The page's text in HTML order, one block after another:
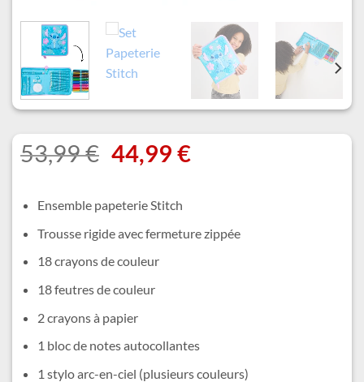
53,99€ Le
prix
initial
était :
53,99 €.
44,99 €Le
44,99 €.
Ensemble papeterie Stitch
Trousse rigide avec fermeture zippée
18 crayons de couleur
18 feutres de couleur
2 crayons à papier
1 bloc de notes autocollantes
1 stylo arc-en-ciel (plusieurs couleurs)